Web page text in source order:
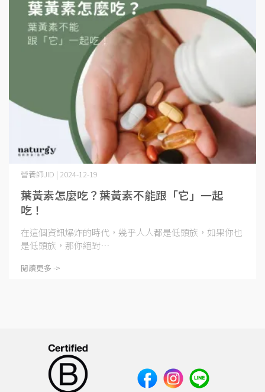
葉黃素怎麼吃？葉黃素不能跟「它」一起
吃！
營養師JID | 2024-12-19
在這個資訊爆炸的時代，幾乎人人都是低頭族，如果你也
是低頭族，那你絕對⋯
閱讀更多 ->